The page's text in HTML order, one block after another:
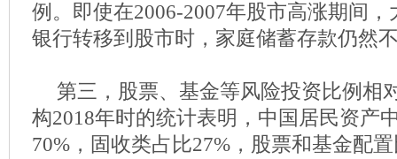
例。即使在2006-2007年股市高涨期间
银行转移到股市时，家庭储蓄存款仍然
第三，股票、基金等风险投资比例相
构2018年时的统计表明，中国居民资产
70%，固收类占比27%，股票和基金配